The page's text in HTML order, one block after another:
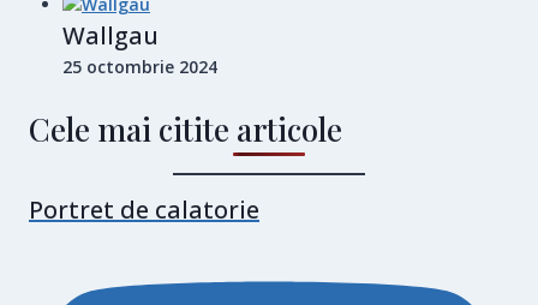
Wallgau
25 octombrie 2024
Cele mai citite articole
Portret de calatorie